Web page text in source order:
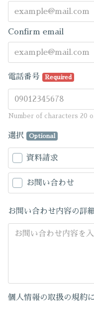
Confirm email
電話番号 Required
Number of characters 20
選択 Optional
資料請求
お問い合わせ
お問い合わせ内容の詳細
個人情報の取扱の規約